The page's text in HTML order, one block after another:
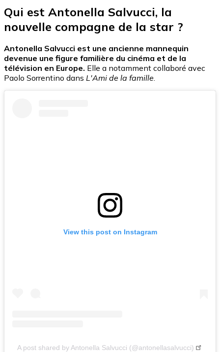
Qui est Antonella Salvucci, la
nouvelle compagne de la star ?
Antonella Salvucci est une ancienne mannequin
devenue une figure familière du cinéma et de la
télévision en Europe. Elle a notamment collaboré avec
Paolo Sorrentino dans L'Ami de la famille.
View this post on Instagram
A post shared by Antonella Salvucci (@antonellasalvucci)